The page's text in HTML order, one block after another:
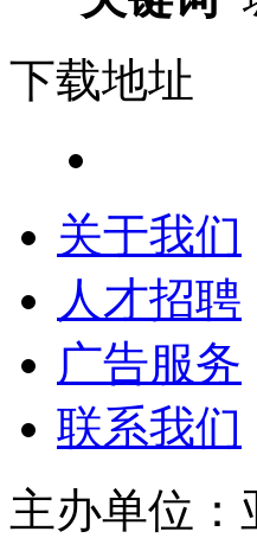
下载地址
关于我们
人才招聘
广告服务
联系我们
主办单位